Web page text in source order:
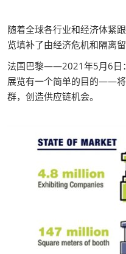
随着全球各行业和经济体紧
览填补了由经济危机和隔离留
法国巴黎——2021年5月6日
展览有一个简单的目的——
群，创造供应链机会。